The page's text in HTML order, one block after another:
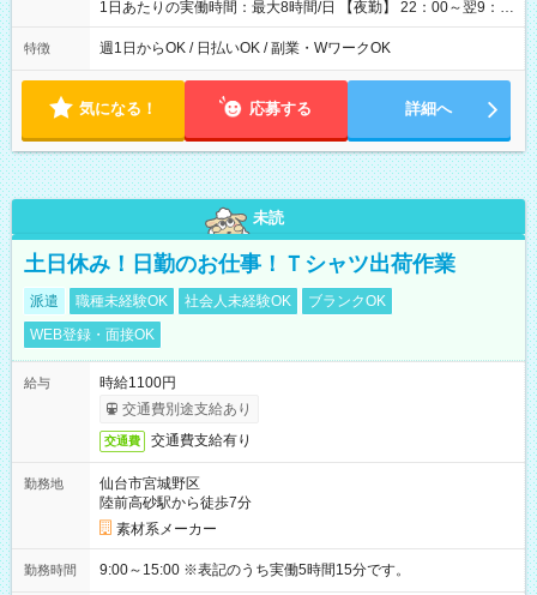
1日あたりの実働時間：最大8時間/日 【夜勤】 22：00～翌9：
00 ※週1日～OK ／ 夜勤専従 ＊＊ 勤務時間例 ＊＊ ■22時か
ら翌7時 ■23時から翌8時 ■24時から翌9時 など ※上記の時間
ます。 ※曜日固定（毎週同じ曜日での勤務となります）
特徴 週1日からOK / 日払いOK / 副業・WワークOK
気になる！ 応募する 詳細へ
未読
土日休み！日勤のお仕事！Ｔシャツ出荷作業
派遣 職種未経験OK 社会人未経験OK
ブランクOK
WEB登録・面接OK
給与
時給1100円
交通費別途支給あり
交通費 交通費支給有り
勤務地
仙台市宮城野区
陸前高砂駅から徒歩7分
素材系メーカー
勤務時間 9:00～15:00 ※表記のうち実働5時間15分です。